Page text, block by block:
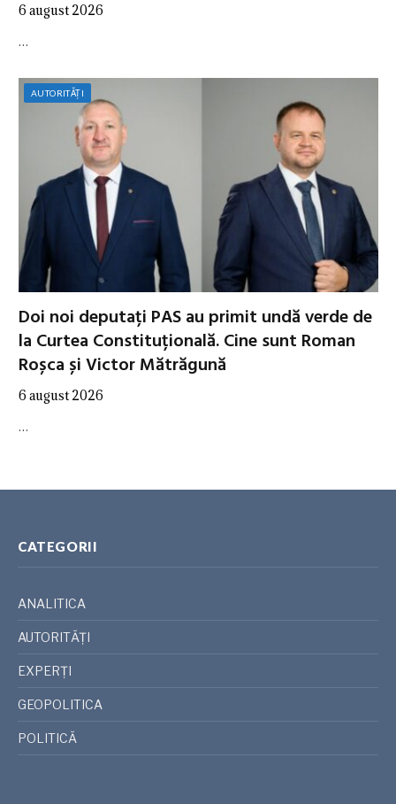
6 august 2026
…
AUTORITĂȚI
Doi noi deputați PAS au primit undă verde de
la Curtea Constituțională. Cine sunt Roman
Roșca și Victor Mătrăgună
6 august 2026
…
CATEGORII
ANALITICA
AUTORITĂȚI
EXPERȚI
GEOPOLITICA
POLITICĂ